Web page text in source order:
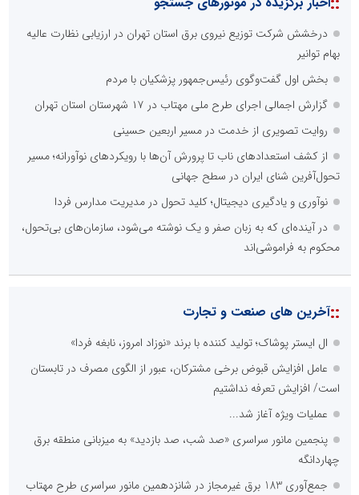
درخشش شرکت توزیع نیروی برق استان تهران در ارزیابی نظارت عالیه
بهام توانیر
بخش اول گفت‌وگوی رئیس‌جمهور پزشکیان با مردم
گزارش اجمالی اجرای طرح ملی مهتاب در ۱۷ شهرستان استان تهران
روایت تصویری از خدمت در مسیر اربعین حسینی
از کشف استعدادهای ناب تا پرورش آن‌ها با رویکردهای نوآورانه؛ مسیر
تحول‌آفرین شنای ایران در سطح جهانی
نوآوری و یادگیری دیجیتال؛ کلید تحول در مدیریت مدارس فردا
در آینده‌ای که به زبان صفر و یک نوشته می‌شود، سازمان‌های بی‌تحول،
محکوم به فراموشی‌اند
::آخرین های صنعت و تجارت
ال ایستر پوشاک؛ تولید کننده با برند «نوزاد امروز، نابغه فردا»
عامل افزایش قبوض برخی مشترکان، عبور از الگوی مصرف در تابستان
است/ افزایش تعرفه نداشتیم
عملیات ویژه آغاز شد...
پنجمین مانور سراسری «صد شب، صد بازدید» به میزبانی منطقه برق
چهاردانگه
جمع‌آوری 183 برق غیرمجاز در شانزدهمین مانور سراسری طرح مهتاب